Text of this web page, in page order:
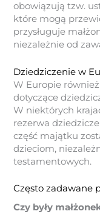
obowiązują tzw.
które mogą
przysługuje
niezależnie od
Dziedziczenie w
W Europie
dotyczące
W niektórych
rezerwa
część majątku
dzieciom,
testamentowych.
Często zadawane
Czy były